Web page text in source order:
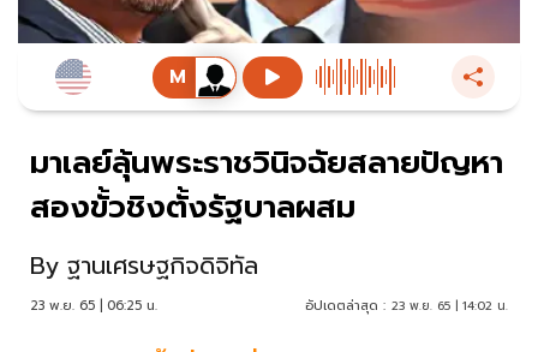
มาเลย์ลุ้นพระราชวินิจฉัยสลายปัญหา
สองขั้วชิงตั้งรัฐบาลผสม
By ฐานเศรษฐกิจดิจิทัล
23 พ.ย. 65 | 06:25 น. อัปเดตล่าสุด : 23 พ.ย. 65 | 14:02 น.